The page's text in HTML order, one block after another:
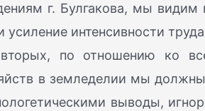
г. Булгакова, мы видим
интенсивности
по отношению ко
в земледелии мы должны
выводы,